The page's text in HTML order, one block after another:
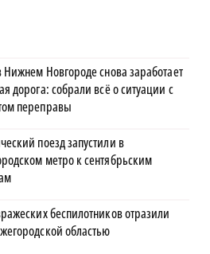
Нижнем Новгороде снова заработает
дорога: собрали всё о ситуации с
переправы
поезд запустили в
метро к сентябрьским
беспилотников отразили
областью